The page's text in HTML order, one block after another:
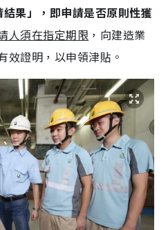
果」，即申請是否原則性獲
人須在指定期限 ，向建造業
效證明，以申領津貼。